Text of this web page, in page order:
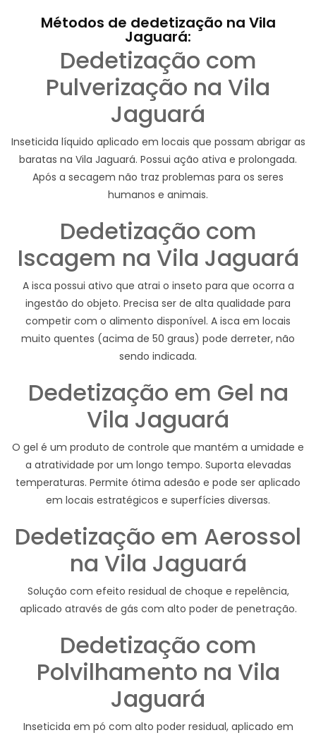
Métodos de dedetização na Vila
Jaguará:
Dedetização com
Pulverização na Vila
Jaguará
Inseticida líquido aplicado em locais que possam abrigar as
baratas na Vila Jaguará. Possui ação ativa e prolongada.
Após a secagem não traz problemas para os seres
humanos e animais.
Dedetização com
Iscagem na Vila Jaguará
A isca possui ativo que atrai o inseto para que ocorra a
ingestão do objeto. Precisa ser de alta qualidade para
competir com o alimento disponível. A isca em locais
muito quentes (acima de 50 graus) pode derreter, não
sendo indicada.
Dedetização em Gel na
Vila Jaguará
O gel é um produto de controle que mantém a umidade e
a atratividade por um longo tempo. Suporta elevadas
temperaturas. Permite ótima adesão e pode ser aplicado
em locais estratégicos e superfícies diversas.
Dedetização em Aerossol
na Vila Jaguará
Solução com efeito residual de choque e repelência,
aplicado através de gás com alto poder de penetração.
Dedetização com
Polvilhamento na Vila
Jaguará
Inseticida em pó com alto poder residual, aplicado em